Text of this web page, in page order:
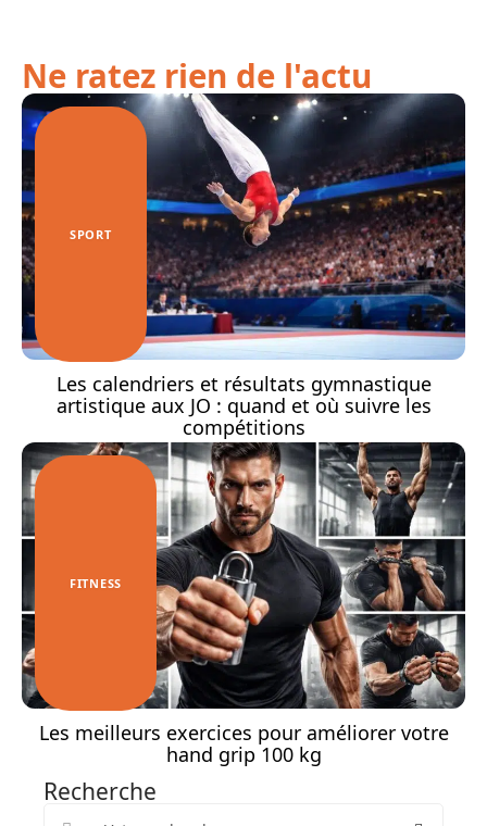
Ne ratez rien de l'actu
SPORT
Les calendriers et résultats gymnastique
artistique aux JO : quand et où suivre les
compétitions
FITNESS
Les meilleurs exercices pour améliorer votre
hand grip 100 kg
Recherche